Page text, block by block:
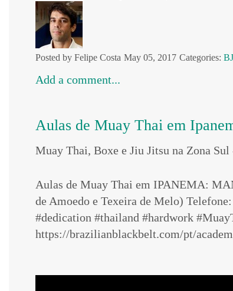
Posted by Felipe Costa May 05, 2017 Categories:
Add a comment...
Aulas de Muay Thai em
Muay Thai, Boxe e Jiu Jitsu na Zona Sul
Aulas de Muay Thai em IPANEMA:
de Amoedo e Texeira de Melo)
#dedication #thailand #hardwork
https://brazilianblackbelt.com/pt/